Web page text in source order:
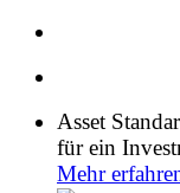
Asset
für ein
Mehr